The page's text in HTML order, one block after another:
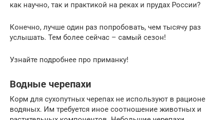
как научно, так и практикой на реках и прудах России?
Конечно, лучше один раз попробовать, чем тысячу раз
услышать. Тем более сейчас – самый сезон!
Узнайте подробнее про приманку!
Водные черепахи
Корм для сухопутных черепах не используют в рационе
водяных. Им требуется иное соотношение животных и